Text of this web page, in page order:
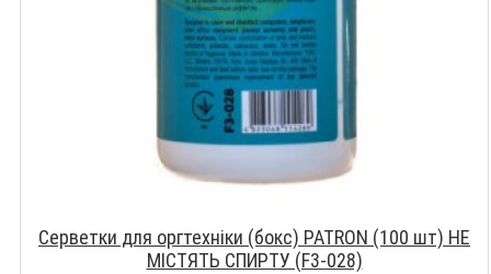
Серветки для оргтехніки (бокс) PATRON (100 шт) НЕ
МІСТЯТЬ СПИРТУ (F3-028)